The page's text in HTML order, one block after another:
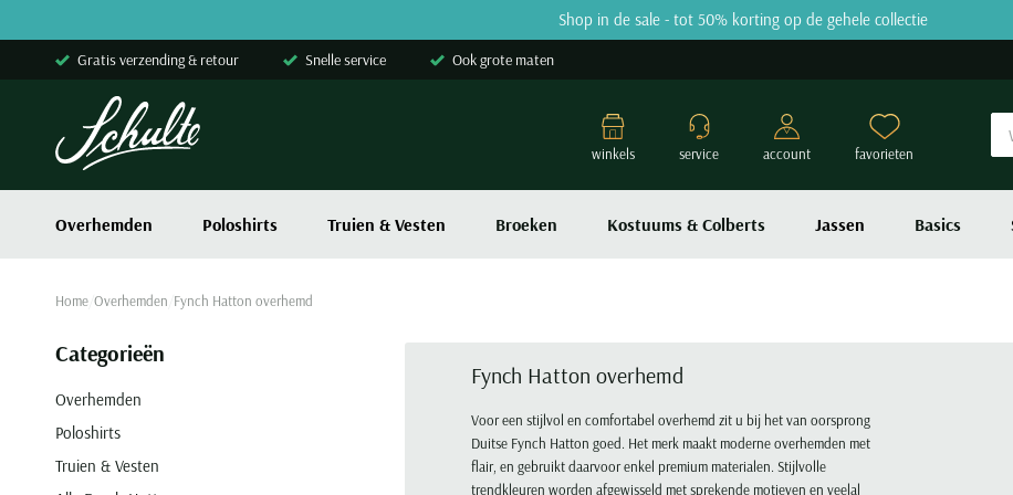
Shop in de sale - tot 50% korting op de gehele collectie
Gratis verzending & retour Snelle service Ook grote maten
Overhemden Poloshirts Truien & Vesten Broeken Kostuums & Colberts Jassen Basics
winkels service account favorieten
Home Overhemden Fynch Hatton overhemd
Fynch Hatton overhemd
Voor een stijlvol en comfortabel overhemd zit u bij het van oorsprong
Duitse Fynch Hatton goed. Het merk maakt moderne overhemden met
flair, en gebruikt daarvoor enkel premium materialen. Stijlvolle
trendkleuren worden afgewisseld met sprekende motieven en veelal
Categorieën
Overhemden
Poloshirts
Truien & Vesten